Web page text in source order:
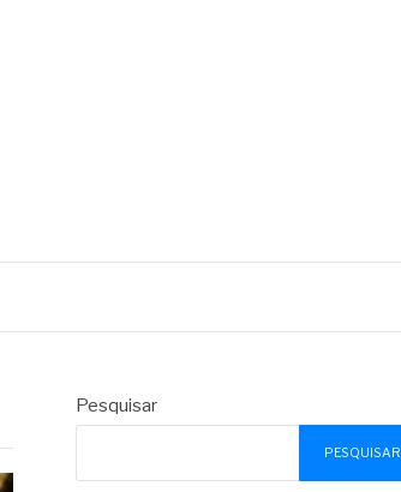
Pesquisar
PESQUISAR